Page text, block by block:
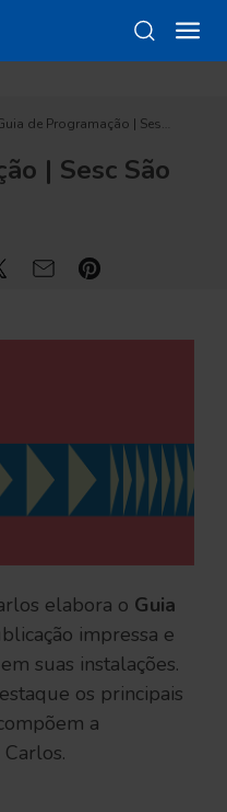
de Programação | Ses…
| Sesc São
elabora o Guia
impressa e
suas instalações.
os principais
a